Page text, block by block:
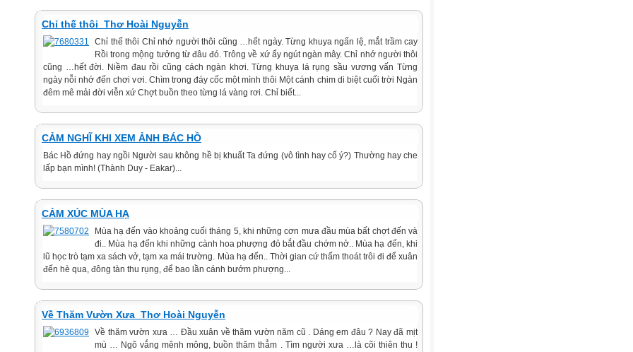
Chỉ thế thôi_Thơ Hoài Nguyễn
Chỉ thế thôi Chỉ nhớ người thôi cũng …hết ngày. Từng khuya ngấn lệ, mắt trầm cay
Rồi trong mộng tưởng từ đâu đó. Trông về xứ ấy ngút ngàn mây. Chỉ nhớ người thôi
cũng …hết đời. Niềm đau rồi cũng cách ngàn khơi. Từng khuya lá rụng sầu vương vấn Từng
ngày nỗi nhớ đến chơi vơi. Chìm trong đáy cốc một mình thôi Một cánh chim di biệt cuối trời Ngàn
đêm mê mải đời viễn xứ Chợt buồn theo từng lá vàng rơi. Chỉ biết...
CẢM NGHĨ KHI XEM ẢNH BÁC HỒ
Bác Hồ đứng hay ngồi Người sau không hề bị khuất Ta đứng (vô tình hay cố ý?) Thường hay che
lấp bạn mình! (Thành Duy - Eakar)...
CẢM XÚC MÙA HẠ
Mùa hạ đến vào khoảng cuối tháng 5, khi những cơn mưa đầu mùa bất chợt đến và
đi.. Mùa hạ đến khi những cành hoa phượng đỏ bắt đầu chớm nở.. Mùa hạ đến, khi
lũ học trò tạm xa sách vở, tạm xa mái trường. Mùa hạ đến.. Thời gian cứ thấm thoát trôi đi để xuân
đến hè qua, đông tàn thu rụng, để bao lần cánh bướm phượng...
Về Thăm Vườn Xưa_Thơ Hoài Nguyễn
Về thăm vườn xưa … Đầu xuân về thăm vườn năm cũ . Dáng em đâu ? Nay đã mịt
mù … Ngõ vắng mênh mông, buồn thăm thẳm . Tìm người xưa …là cõi thiên thu !